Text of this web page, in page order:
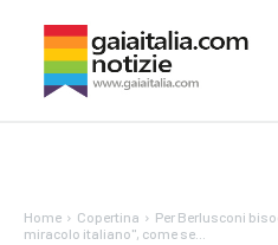
Home Copertina
Per Berlusconi
miracolo italiano", come se...